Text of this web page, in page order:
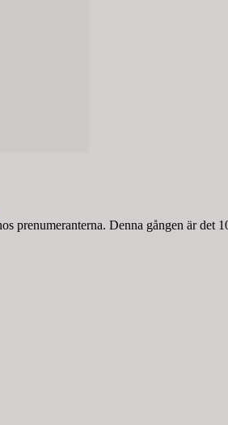
prenumeranterna. Denna gången är